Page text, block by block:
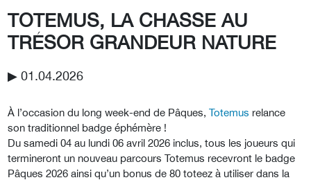
TOTEMUS, LA CHASSE AU
TRÉSOR GRANDEUR NATURE
▶︎ 01.04.2026
À l’occasion du long week-end de Pâques, Totemus relance
son traditionnel badge éphémère !
Du samedi 04 au lundi 06 avril 2026 inclus, tous les joueurs qui
termineront un nouveau parcours Totemus recevront le badge
Pâques 2026 ainsi qu’un bonus de 80 toteez à utiliser dans la